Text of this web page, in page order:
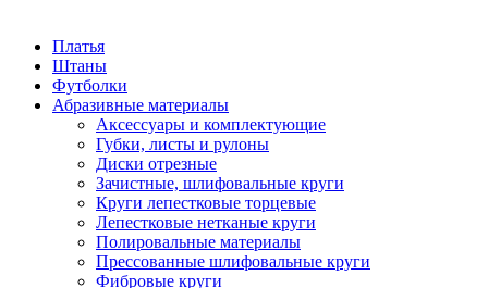
Платья
Штаны
Футболки
Абразивные материалы
Аксессуары и комплектующие
Губки, листы и рулоны
Диски отрезные
Зачистные, шлифовальные круги
Круги лепестковые торцевые
Лепестковые нетканые круги
Полировальные материалы
Прессованные шлифовальные круги
Фибровые круги